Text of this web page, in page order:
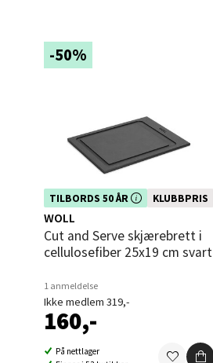
-50%
TILBORDS 50 ÅR
Dette produktet er inkludert i vår
kampanje. Benytt deg av rabatten i
dag!
KLUBBPRIS
WOLL
Cut and Serve skjærebrett i
cellulosefiber 25x19 cm svart
1 anmeldelse
Ikke medlem 319,-
160,-
På nettlager